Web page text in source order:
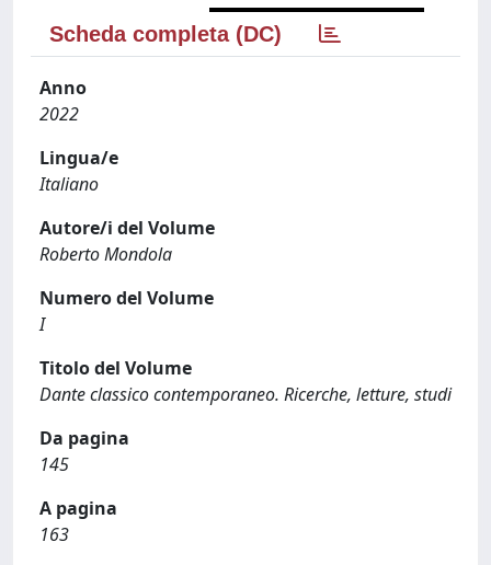
Scheda completa (DC)
Anno
2022
Lingua/e
Italiano
Autore/i del Volume
Roberto Mondola
Numero del Volume
I
Titolo del Volume
Dante classico contemporaneo. Ricerche, letture, studi
Da pagina
145
A pagina
163